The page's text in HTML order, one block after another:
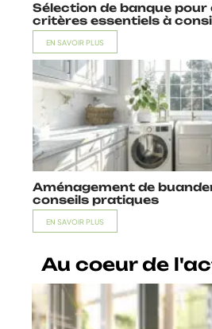
Sélection de banque pour
critères essentiels à
EN SAVOIR PLUS
Aménagement de
conseils pratiques
EN SAVOIR PLUS
Au coeur de